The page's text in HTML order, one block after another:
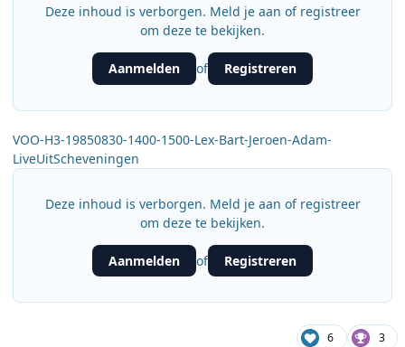
Deze inhoud is verborgen. Meld je aan of registreer
om deze te bekijken.
Aanmelden of Registreren
VOO-H3-19850830-1400-1500-Lex-Bart-Jeroen-Adam-
LiveUitScheveningen
Deze inhoud is verborgen. Meld je aan of registreer
om deze te bekijken.
Aanmelden of Registreren
6 3